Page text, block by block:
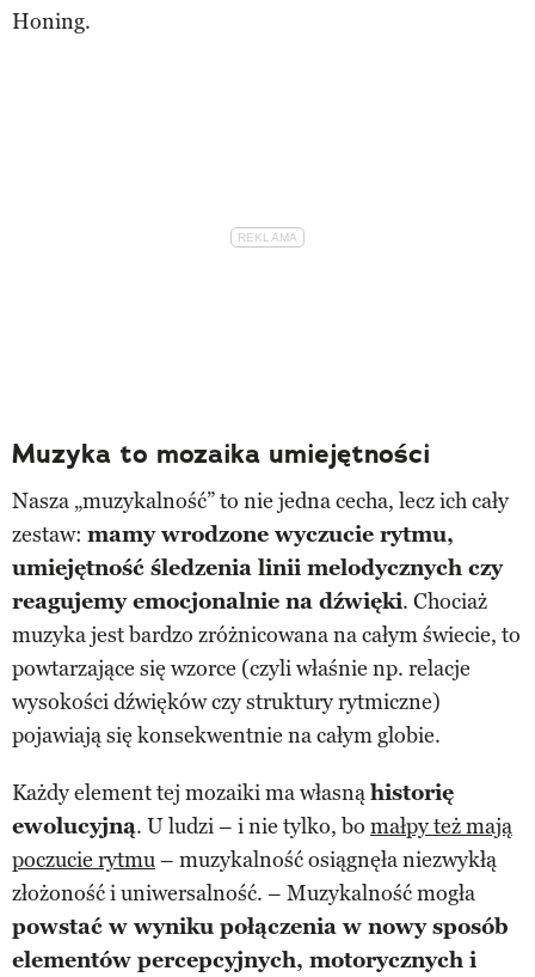
Honing.
Muzyka to mozaika umiejętności
Nasza „muzykalność” to nie jedna cecha, lecz ich cały
zestaw: mamy wrodzone wyczucie rytmu,
umiejętność śledzenia linii melodycznych czy
reagujemy emocjonalnie na dźwięki. Chociaż
muzyka jest bardzo zróżnicowana na całym świecie, to
powtarzające się wzorce (czyli właśnie np. relacje
wysokości dźwięków czy struktury rytmiczne)
pojawiają się konsekwentnie na całym globie.
Każdy element tej mozaiki ma własnąhistorię
ewolucyjną. U ludzi – i nie tylko, bo małpy też mają
poczucie rytmu– muzykalność osiągnęła niezwykłą
złożoność i uniwersalność. – Muzykalność mogła
powstać w wyniku połączenia w nowy sposób
elementów percepcyjnych, motorycznych i